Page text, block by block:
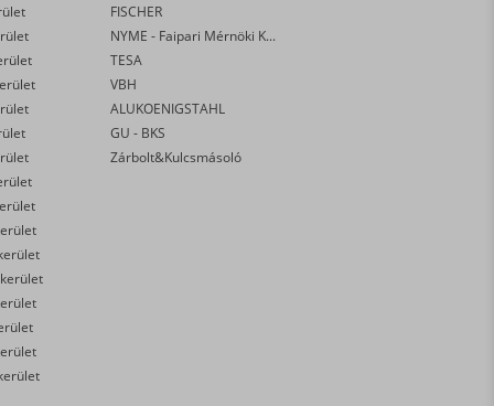
FISCHER
NYME - Faipari Mérnöki Kar
TESA
VBH
ALUKOENIGSTAHL
GU - BKS
Zárbolt&Kulcsmásoló